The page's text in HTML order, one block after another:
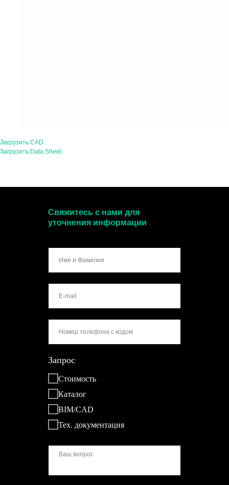
Загрузить CAD
Загрузить Data Sheet
Запрос
Стоимость
Каталог
BIM/CAD
Тех. документация
Свяжитесь с нами для
уточнения информации